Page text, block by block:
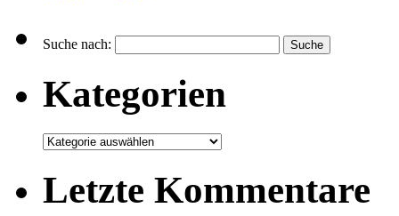
Suche nach:
Kategorien
Letzte Kommentare